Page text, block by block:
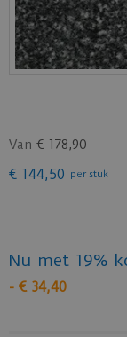
Van € 178,90
€ 144,50 per stuk
Nu met 19%
- € 34,40